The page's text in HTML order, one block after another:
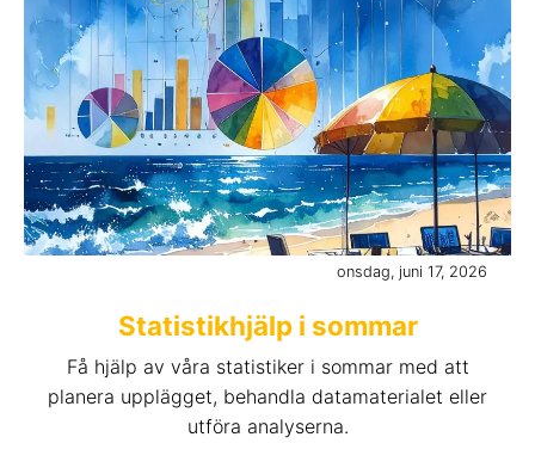
onsdag, juni 17, 2026
Statistikhjälp i sommar
Få hjälp av våra statistiker i sommar med att
planera upplägget, behandla datamaterialet eller
utföra analyserna.